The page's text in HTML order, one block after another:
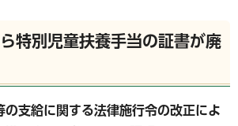
特別児童扶養手当の証書が廃
の支給に関する法律施行令の改正によ